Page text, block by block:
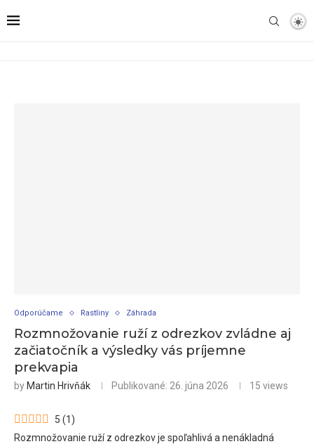
Odporúčame Rastliny Záhrada
Rozmnožovanie ruží z odrezkov zvládne aj
začiatočník a výsledky vás príjemne
prekvapia
by Martin Hrivňák Publikované: 26. júna 2026 15 views
5 (1)
Rozmnožovanie ruží z odrezkov je spoľahlivá a nenákladná